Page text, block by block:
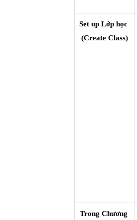
Set up Lớp học
(Create Class)
Trong Chương